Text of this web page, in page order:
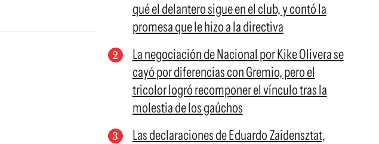
qué el delantero sigue en el club, y contó la
promesa que le hizo a la directiva
La negociación de Nacional por Kike Olivera se
cayó por diferencias con Gremio, pero el
tricolor logró recomponer el vínculo tras la
molestia de los gaúchos
Las declaraciones de Eduardo Zaidensztat,